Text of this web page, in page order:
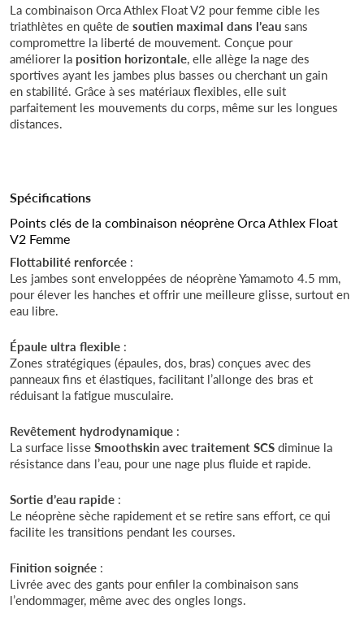
La combinaison Orca Athlex Float V2 pour femme cible les
triathlètes en quête desoutien maximal dans l’eausans
compromettre la liberté de mouvement. Conçue pour
améliorer la position horizontale, elle allège la nage des
sportives ayant les jambes plus basses ou cherchant un gain
en stabilité. Grâce à ses matériaux flexibles, elle suit
parfaitement les mouvements du corps, même sur les longues
distances.
Spécifications
Points clés de la combinaison néoprène Orca Athlex Float
V2 Femme
Flottabilité renforcée :
Les jambes sont enveloppées de néoprène Yamamoto 4.5 mm,
pour élever les hanches et offrir une meilleure glisse, surtout en
eau libre.
Épaule ultra flexible :
Zones stratégiques (épaules, dos, bras) conçues avec des
panneaux fins et élastiques, facilitant l’allonge des bras et
réduisant la fatigue musculaire.
Revêtement hydrodynamique :
La surface lisseSmoothskin avec traitement SCSdiminue la
résistance dans l’eau, pour une nage plus fluide et rapide.
Sortie d’eau rapide :
Le néoprène sèche rapidement et se retire sans effort, ce qui
facilite les transitions pendant les courses.
Finition soignée :
Livrée avec des gants pour enfiler la combinaison sans
l’endommager, même avec des ongles longs.